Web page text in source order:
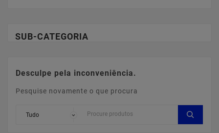
SUB-CATEGORIA
Desculpe pela inconveniência.
Pesquise novamente o que procura